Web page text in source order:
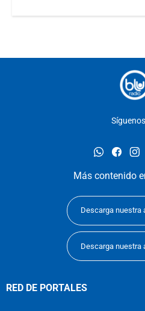
whatsapp
Más contenido
Descarga nuestra
Descarga nuestra
RED DE PORTALES